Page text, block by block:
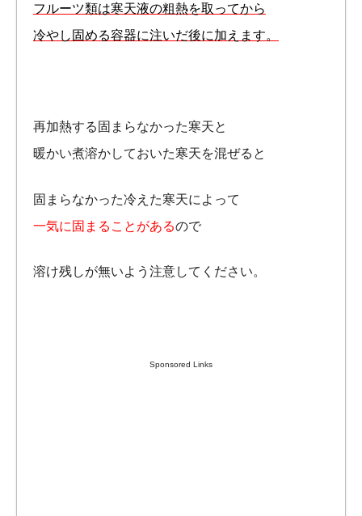
フルーツ類は寒天液の粗熱を取ってから
冷やし固める容器に注いだ後に加えます。
再加熱する固まらなかった寒天と
暖かい煮溶かしておいた寒天を混ぜると
固まらなかった冷えた寒天によって
一気に固まることがあるので
溶け残しが無いよう注意してください。
Sponsored Links